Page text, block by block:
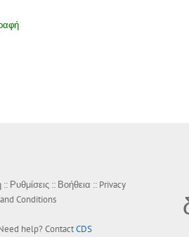
:: Ρυθμίσεις :: Βοήθεια :: Privacy
Conditions
help? ContactCDS